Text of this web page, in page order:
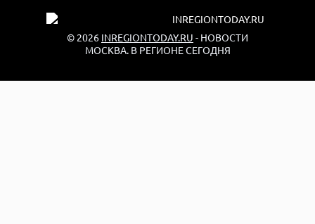
© 2026 INREGIONTODAY.RU - НОВОСТИ
МОСКВА. В РЕГИОНЕ СЕГОДНЯ